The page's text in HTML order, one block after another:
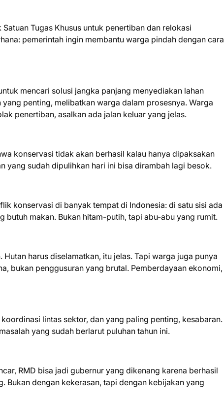
Tugas Khusus untuk penertiban dan relokasi
pemerintah ingin membantu warga pindah dengan cara
mencari solusi jangka panjang menyediakan lahan
penting, melibatkan warga dalam prosesnya. Warga
penertiban, asalkan ada jalan keluar yang jelas.
konservasi tidak akan berhasil kalau hanya dipaksakan
yang sudah dipulihkan hari ini bisa dirambah lagi besok.
konservasi di banyak tempat di Indonesia: di satu sisi ada
butuh makan. Bukan hitam-putih, tapi abu-abu yang rumit.
harus diselamatkan, itu jelas. Tapi warga juga punya
bukan penggusuran yang brutal. Pemberdayaan ekonomi,
lintas sektor, dan yang paling penting, kesabaran.
yang sudah berlarut puluhan tahun ini.
RMD bisa jadi gubernur yang dikenang karena berhasil
Bukan dengan kekerasan, tapi dengan kebijakan yang